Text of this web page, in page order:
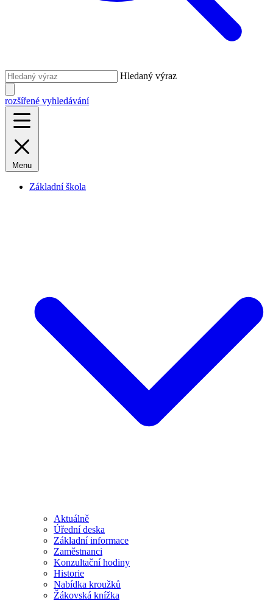
Hledaný výraz
rozšířené vyhledávání
Menu
Základní škola
Aktuálně
Úřední deska
Základní informace
Zaměstnanci
Konzultační hodiny
Historie
Nabídka kroužků
Žákovská knížka